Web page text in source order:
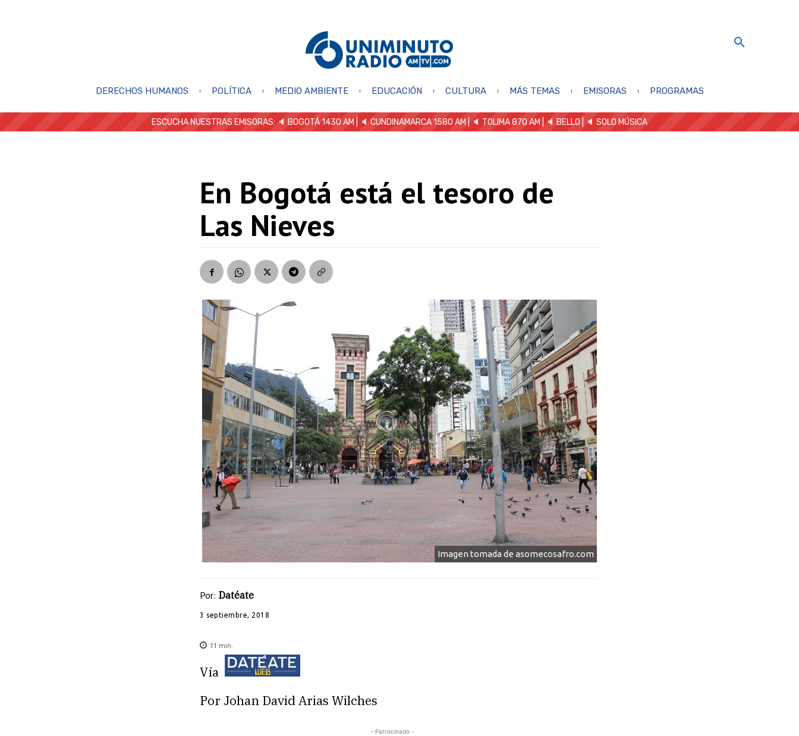
DERECHOS HUMANOS POLÍTICA MEDIO AMBIENTE EDUCACIÓN CULTURA MÁS TEMAS EMISORAS PROGRAMAS
ESCUCHA NUESTRAS EMISORAS: 🔈 BOGOTÁ 1430 AM | 🔈 CUNDINAMARCA 1580 AM | 🔈 TOLIMA 870 AM | 🔈 BELLO 🔈 SOLO MÚSICA
En Bogotá está el tesoro de
Las Nieves
Imagen tomada de asomecosafro.com
Por: Datéate
3 septiembre, 2018
11 min.
Vía
Por Johan David Arias Wilches
- Patrocinado -